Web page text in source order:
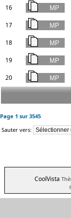
16
17
18
19
20
Page 1 sur 3545
Sauter vers:
CoolVista